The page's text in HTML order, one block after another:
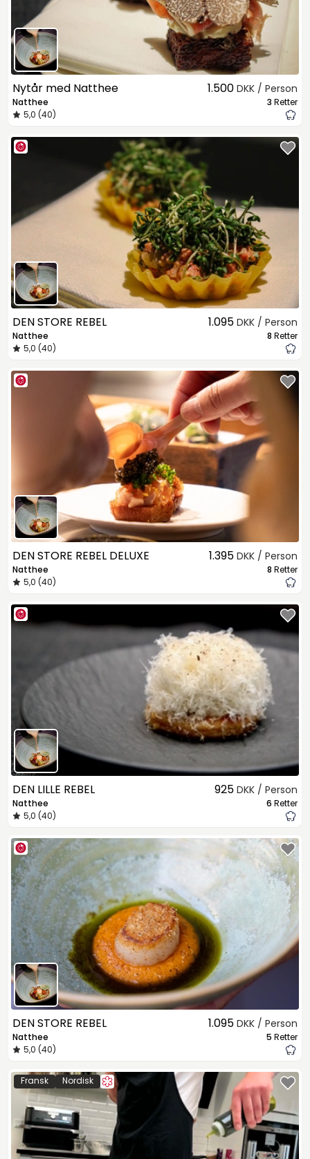
Nytår med Natthee
Natthee
5,0 (40)
1.500 DKK / Person
3 Retter
DEN STORE REBEL
Natthee
5,0 (40)
1.095 DKK / Person
8 Retter
DEN STORE REBEL DELUXE
Natthee
5,0 (40)
1.395 DKK / Person
8 Retter
DEN LILLE REBEL
Natthee
5,0 (40)
925 DKK / Person
6 Retter
DEN STORE REBEL
Natthee
5,0 (40)
1.095 DKK / Person
5 Retter
Fransk Nordisk